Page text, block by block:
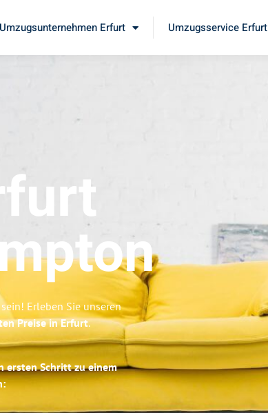
Umzugsunternehmen Erfurt Umzugsservice Erfurt
Erleben Sie unseren
Preise in Erfurt.
ersten Schritt zu einem